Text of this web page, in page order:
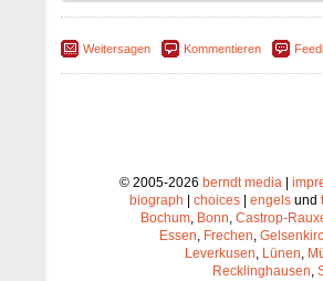
Weitersagen Kommentieren
© 2005-2026 berndt media|
biograph
choices engels und
Bochum, Bonn, Castrop-
Essen, Frechen,
Leverkusen, Lünen,
Recklinghausen,